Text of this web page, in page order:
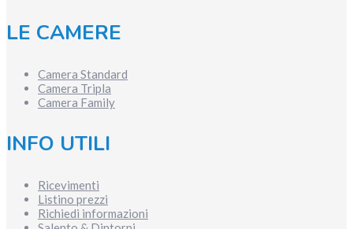
LE CAMERE
Camera Standard
Camera Tripla
Camera Family
INFO UTILI
Ricevimenti
Listino prezzi
Richiedi informazioni